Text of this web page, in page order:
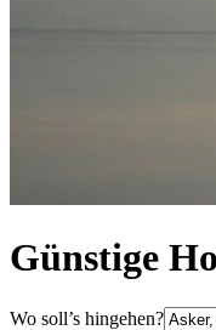
Günstige
Wo soll’s hingehen?